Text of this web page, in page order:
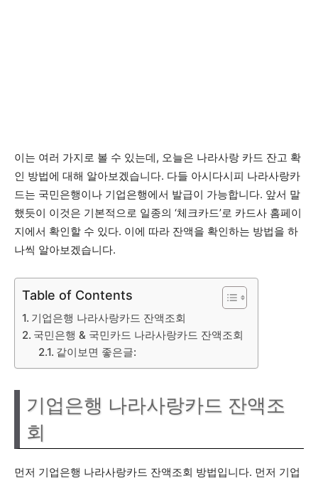
이는 여러 가지로 볼 수 있는데, 오늘은 나라사랑 카드 잔고 확
인 방법에 대해 알아보겠습니다. 다들 아시다시피 나라사랑카
드는 국민은행이나 기업은행에서 발급이 가능합니다. 앞서 말
했듯이 이것은 기본적으로 일종의 ‘체크카드’로 카드사 홈페이
지에서 확인할 수 있다. 이에 따라 잔액을 확인하는 방법을 하
나씩 알아보겠습니다.
Table of Contents
기업은행 나라사랑카드 잔액조회
국민은행 & 국민카드 나라사랑카드 잔액조회
같이보면 좋은글:
기업은행 나라사랑카드 잔액조
회
먼저 기업은행 나라사랑카드 잔액조회 방법입니다. 먼저 기업